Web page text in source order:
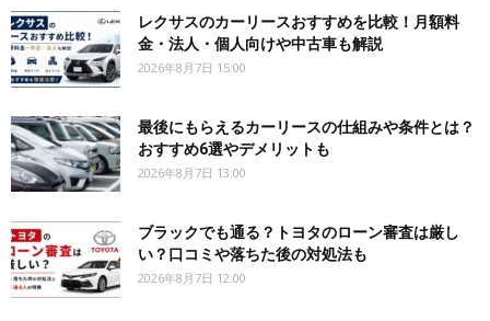
レクサスのカーリースおすすめを比較！月額料
金・法人・個人向けや中古車も解説
2026年8月7日 15:00
最後にもらえるカーリースの仕組みや条件とは？
おすすめ6選やデメリットも
2026年8月7日 13:00
ブラックでも通る？トヨタのローン審査は厳し
い？口コミや落ちた後の対処法も
2026年8月7日 12:00